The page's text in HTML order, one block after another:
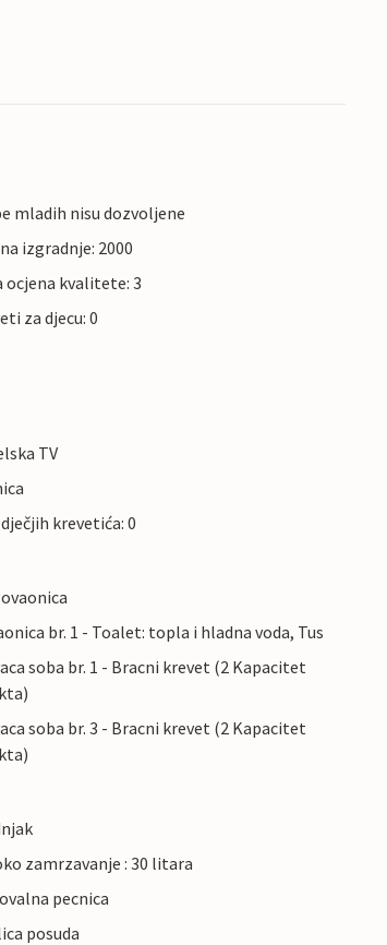
mladih nisu dozvoljene
izgradnje: 2000
ocjena kvalitete: 3
za djecu: 0
TV
krevetića: 0
br. 1 - Toalet: topla i hladna voda, Tus
soba br. 1 - Bracni krevet (2 Kapacitet
soba br. 3 - Bracni krevet (2 Kapacitet
zamrzavanje : 30 litara
pecnica
posuda